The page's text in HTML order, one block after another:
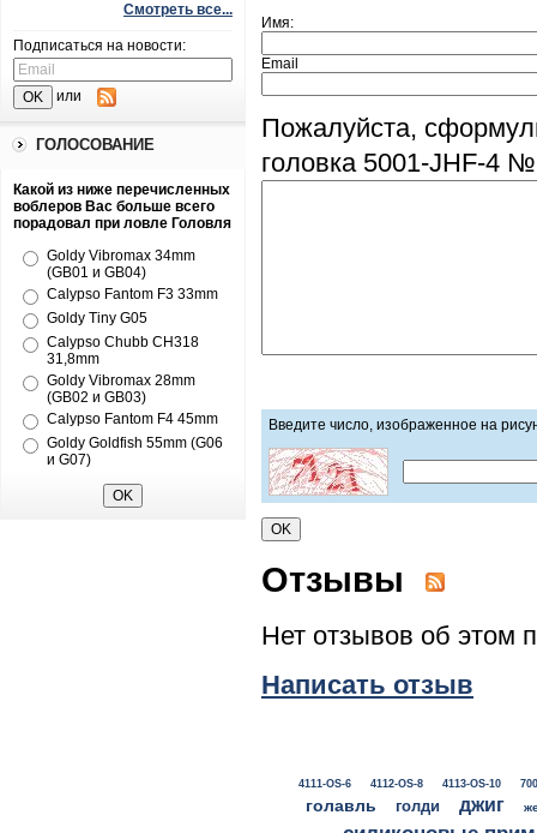
Смотреть все...
Подписаться на новости:
или
ГОЛОСОВАНИЕ
Какой из ниже перечисленных
воблеров Вас больше всего
порадовал при ловле Головля
Goldy Vibromax 34mm
(GB01 и GB04)
Calypso Fantom F3 33mm
Goldy Tiny G05
Calypso Chubb CH318
31,8mm
Goldy Vibromax 28mm
(GB02 и GB03)
Calypso Fantom F4 45mm
Goldy Goldfish 55mm (G06
и G07)
Имя:
Email
Пожалуйста,
головка 5001-JHF-4
Введите число, изображенное на
Отзывы
Нет отзывов об этом
Написать отзыв
4111-OS-6 4112-OS-8 4113-OS-10
голавль голди джиг